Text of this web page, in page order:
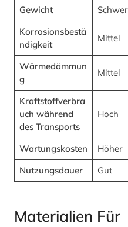
Gewicht
Schwer
Korrosionsbestä
ndigkeit
Mittel
Wärmedämmun
g
Mittel
Kraftstoffverbra
uch während
des Transports
Hoch
Wartungskosten Höher
Nutzungsdauer
Gut
Materialien Für